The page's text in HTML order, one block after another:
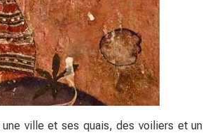
ville et ses quais, des voiliers et un